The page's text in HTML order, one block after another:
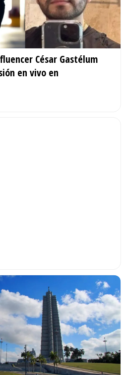
César Gastélum
en vivo en